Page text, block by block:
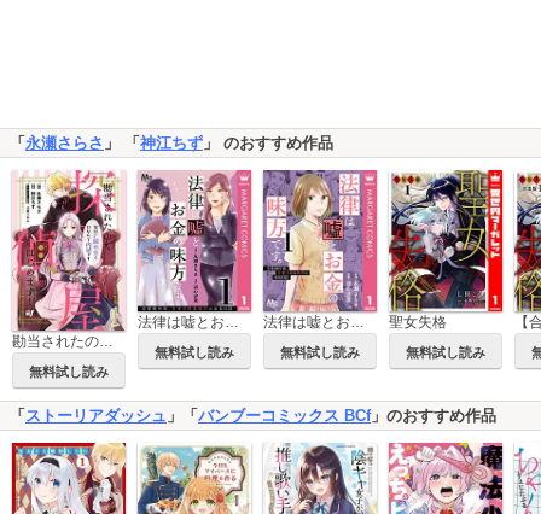
「永瀬さらさ 」 「神江ちず 」 のおすすめ作品
勘当されたので探偵屋はじめます！ 実は亡国の女王だなんて内緒です 【連載版】
無料試し読み
無料試し読み 無料試し読み
聖女失格
無料試し読み
「 ストーリアダッシュ 」「 バンブーコミックス BCf」のおすすめ作品